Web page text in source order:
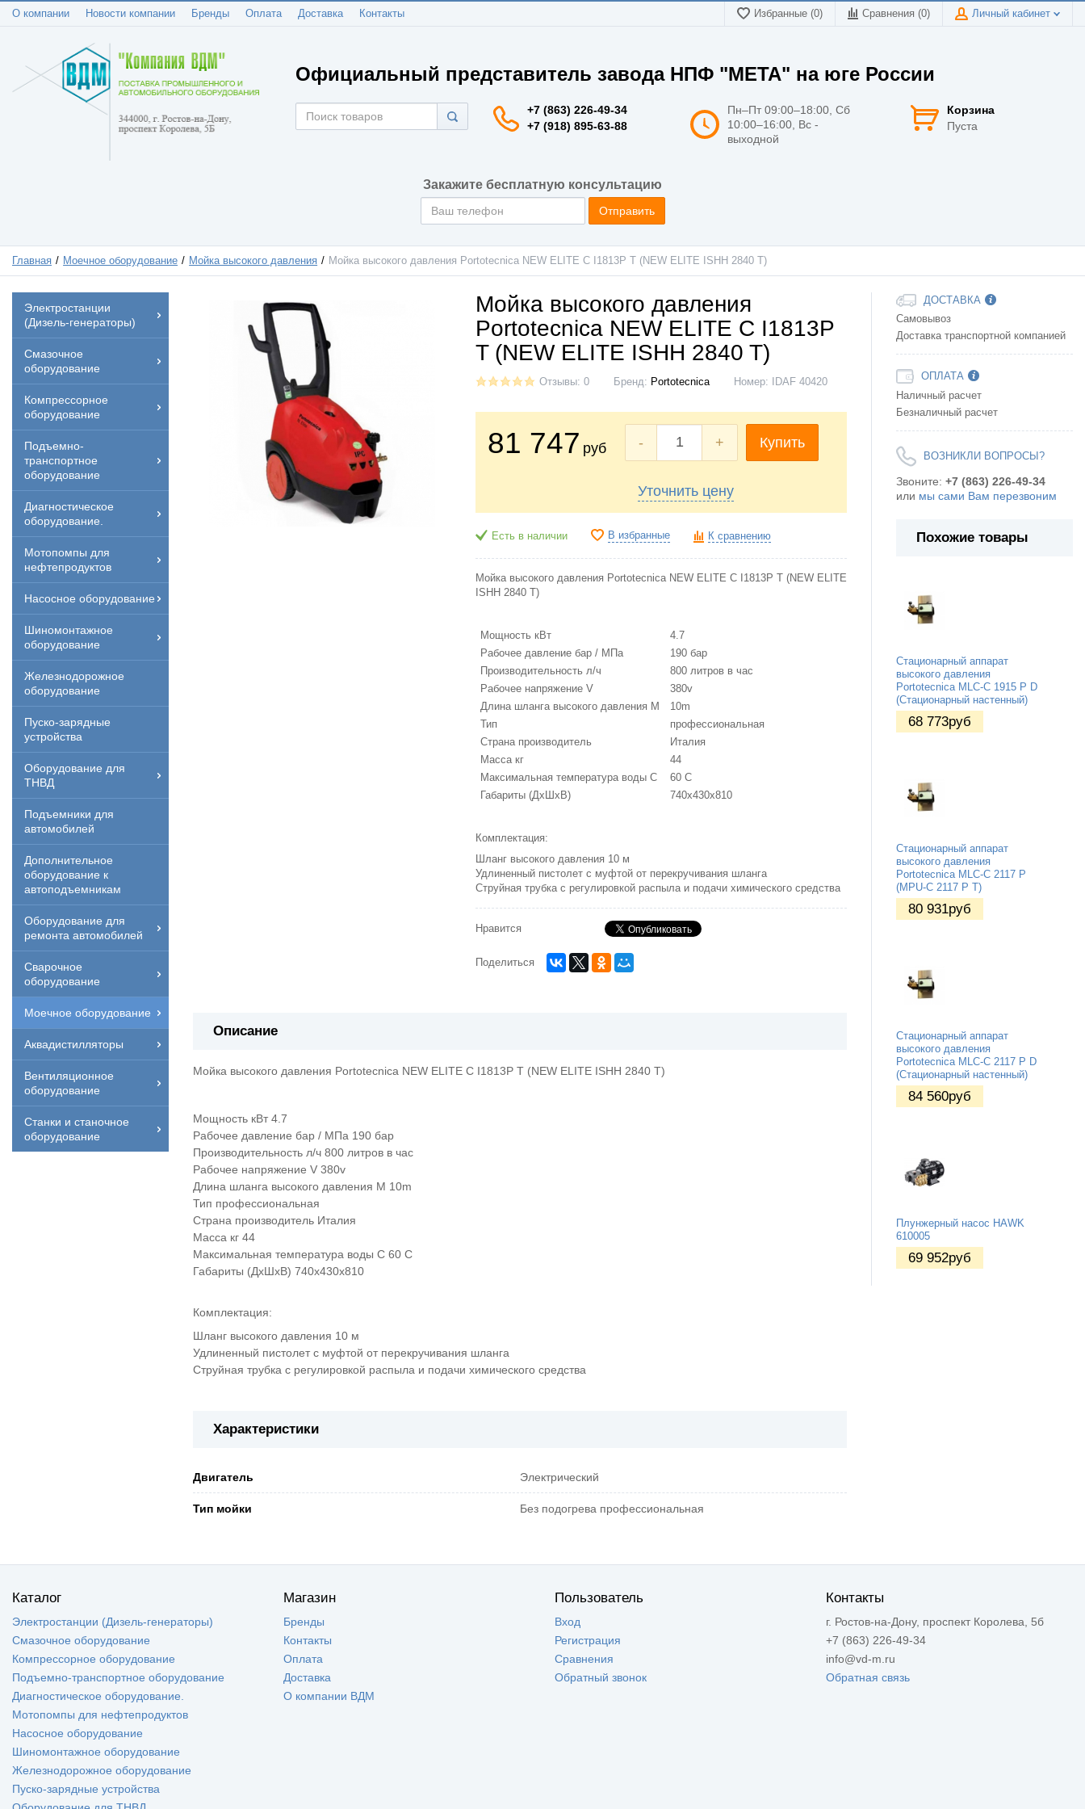
О компании Новости компании Бренды Оплата Доставка Контакты Избранные (0) Сравнения (0) Личный кабинет
Официальный представитель завода НПФ "МЕТА" на юге России
+7 (863) 226-49-34
+7 (918) 895-63-88
Пн–Пт 09:00–18:00, Сб
10:00–16:00, Вс -
выходной
Корзина
Пуста
Закажите бесплатную консультацию
Отправить
Главная Моечное оборудование Мойка высокого давления Мойка высокого давления Portotecnica NEW ELITE C I1813P T (NEW ELITE ISHH 2840 T)
Электростанции
(Дизель-генераторы)
Смазочное
оборудование
Компрессорное
оборудование
Подъемно-
транспортное
оборудование
Диагностическое
оборудование.
Мотопомпы для
нефтепродуктов
Насосное оборудование
Шиномонтажное
оборудование
Железнодорожное
оборудование
Пуско-зарядные
устройства
Оборудование для
ТНВД
Подъемники для
автомобилей
Дополнительное
оборудование к
автоподъемникам
Оборудование для
ремонта автомобилей
Сварочное
оборудование
Моечное оборудование
Аквадистилляторы
Вентиляционное
оборудование
Станки и станочное
оборудование
Мойка высокого давления
Portotecnica NEW ELITE C I1813P
T (NEW ELITE ISHH 2840 T)
Отзывы: 0 Бренд: Portotecnica Номер: IDAF 40420
81 747 руб - + Купить
Уточнить цену
Есть в наличии В избранные К сравнению
Мойка высокого давления Portotecnica NEW ELITE C I1813P T (NEW ELITE
ISHH 2840 T)
Мощность кВт
4.7
Рабочее давление бар / МПа
190 бар
Производительность л/ч
800 литров в час
Рабочее напряжение V
380v
Длина шланга высокого давления М
10m
Тип
профессиональная
Страна производитель
Италия
Масса кг
44
Максимальная температура воды C
60 C
Габариты (ДхШхВ)
740x430x810
Комплектация:
Шланг высокого давления 10 м
Удлиненный пистолет с муфтой от перекручивания шланга
Струйная трубка с регулировкой распыла и подачи химического средства
Нравится
Поделиться
Описание
Мойка высокого давления Portotecnica NEW ELITE C I1813P T (NEW ELITE ISHH 2840 T)
Мощность кВт 4.7
Рабочее давление бар / МПа 190 бар
Производительность л/ч 800 литров в час
Рабочее напряжение V 380v
Длина шланга высокого давления М 10m
Тип профессиональная
Страна производитель Италия
Масса кг 44
Максимальная температура воды C 60 C
Габариты (ДхШхВ) 740x430x810
Комплектация:
Шланг высокого давления 10 м
Удлиненный пистолет с муфтой от перекручивания шланга
Струйная трубка с регулировкой распыла и подачи химического средства
Характеристики
Двигатель Электрический
Тип мойки Без подогрева профессиональная
ДОСТАВКА
Самовывоз
Доставка транспортной компанией
ОПЛАТА
Наличный расчет
Безналичный расчет
ВОЗНИКЛИ ВОПРОСЫ?
Звоните: +7 (863) 226-49-34
или мы сами Вам перезвоним
Похожие товары
Стационарный аппарат
высокого давления
Portotecnica MLC-C 1915 P D
(Стационарный настенный)
68 773руб
Стационарный аппарат
высокого давления
Portotecnica MLC-C 2117 P
(MPU-C 2117 P T)
80 931руб
Стационарный аппарат
высокого давления
Portotecnica MLC-C 2117 P D
(Стационарный настенный)
84 560руб
Плунжерный насос HAWK
610005
69 952руб
Каталог
Электростанции (Дизель-генераторы)
Смазочное оборудование
Компрессорное оборудование
Подъемно-транспортное оборудование
Диагностическое оборудование.
Мотопомпы для нефтепродуктов
Насосное оборудование
Шиномонтажное оборудование
Железнодорожное оборудование
Пуско-зарядные устройства
Магазин
Бренды
Контакты
Оплата
Доставка
О компании ВДМ
Пользователь
Вход
Регистрация
Сравнения
Обратный звонок
Контакты
г. Ростов-на-Дону, проспект Королева, 5б
+7 (863) 226-49-34
info@vd-m.ru
Обратная связь